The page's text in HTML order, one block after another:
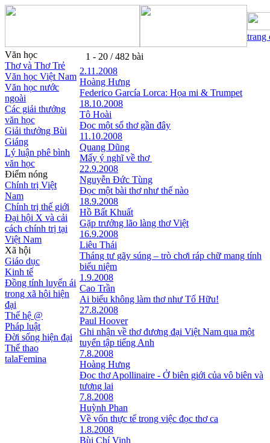
trang
Văn học
Thơ và Thơ Trẻ
Văn học Việt Nam
Văn học nước
ngoài
Các giải thưởng
văn học
Giải thưởng Bùi
Giáng
Lý luận phê bình
văn học
Điểm nóng
Chính trị Việt
Nam
Chính trị thế giới
Đại hội X và cải
cách chính trị tại
Việt Nam
Xã hội
Giáo dục
Kinh tế
Đồng tính luyến ái
trong xã hội hiện
đại
Thế hệ @
Pháp luật
Đời sống hiện đại
Thể thao
talaFemina
1 - 20 / 482 bài
2.11.2008
Hoàng Hưng
Federico García Lorca: Họa mi & Trumpet
18.10.2008
Tô Hoài
Đọc một số thơ gần đây
11.10.2008
Quang Dũng
Mấy ý nghĩ về thơ
22.9.2008
Nguyễn Đức Tùng
Đọc một bài thơ như thế nào
18.9.2008
Hồ Bất Khuất
Gặp trưởng lão làng thơ Việt
16.9.2008
Liêu Thái
Tháng tư gãy súng – trò chơi ráp chữ mang tính
biểu niệm
1.9.2008
Cao Trần
Ai biểu không làm thơ như Tố Hữu!
27.8.2008
Paul Hoover
Ghi nhận về thơ đương đại Việt Nam qua một
tuyển tập tiếng Anh
7.8.2008
Hoàng Hưng
Đọc thơ Apollinaire - Ở biên giới của vô biên và
tương lai
7.8.2008
Huỳnh Phan
Về vốn thực tế trong việc đọc thơ ca
1.8.2008
Bùi Chí Vinh